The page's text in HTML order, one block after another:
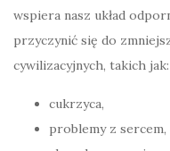
wspiera nasz układ
przyczynić się do
cywilizacyjnych, takich jak:
cukrzyca,
problemy z sercem,